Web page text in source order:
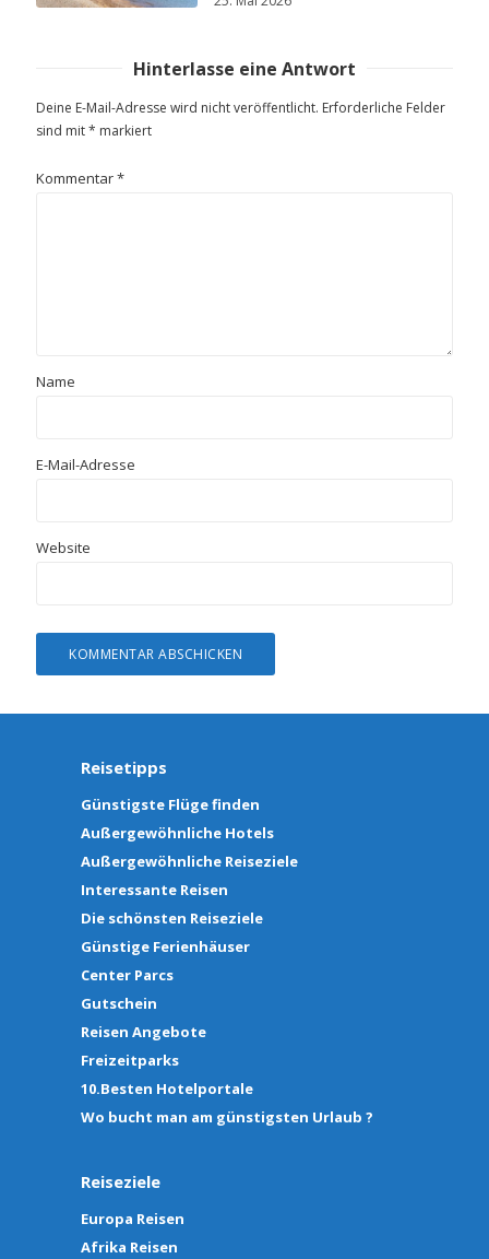
Hinterlasse eine Antwort
Deine E-Mail-Adresse wird nicht veröffentlicht. Erforderliche Felder
sind mit* markiert
Kommentar*
Name
E-Mail-Adresse
Website
Reisetipps
Günstigste Flüge finden
Außergewöhnliche Hotels
Außergewöhnliche Reiseziele
Interessante Reisen
Die schönsten Reiseziele
Günstige Ferienhäuser
Center Parcs
Gutschein
Reisen Angebote
Freizeitparks
10.Besten Hotelportale
Wo bucht man am günstigsten Urlaub ?
Reiseziele
Europa Reisen
Afrika Reisen